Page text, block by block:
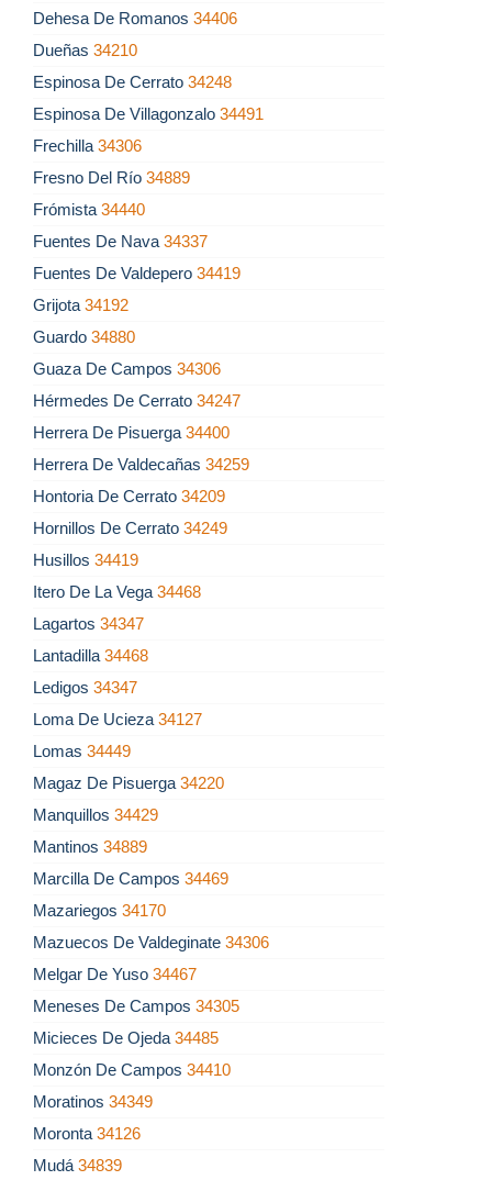
Dehesa De Romanos 34406
Dueñas 34210
Espinosa De Cerrato 34248
Espinosa De Villagonzalo 34491
Frechilla 34306
Fresno Del Río 34889
Frómista 34440
Fuentes De Nava 34337
Fuentes De Valdepero 34419
Grijota 34192
Guardo 34880
Guaza De Campos 34306
Hérmedes De Cerrato 34247
Herrera De Pisuerga 34400
Herrera De Valdecañas 34259
Hontoria De Cerrato 34209
Hornillos De Cerrato 34249
Husillos 34419
Itero De La Vega 34468
Lagartos 34347
Lantadilla 34468
Ledigos 34347
Loma De Ucieza 34127
Lomas 34449
Magaz De Pisuerga 34220
Manquillos 34429
Mantinos 34889
Marcilla De Campos 34469
Mazariegos 34170
Mazuecos De Valdeginate 34306
Melgar De Yuso 34467
Meneses De Campos 34305
Micieces De Ojeda 34485
Monzón De Campos 34410
Moratinos 34349
Moronta 34126
Mudá 34839